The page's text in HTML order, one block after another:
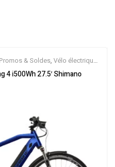
Promos & Soldes, Vélo électrique
4 i500Wh 27.5′ Shimano